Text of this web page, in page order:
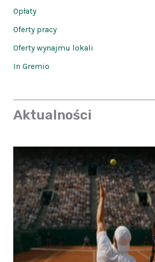
Opłaty
Oferty pracy
Oferty wynajmu lokali
In Gremio
Aktualności